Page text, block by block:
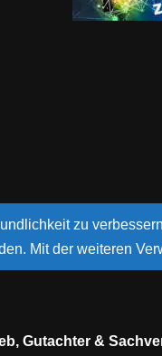
Gutachter &
zu
Mit der weiteren